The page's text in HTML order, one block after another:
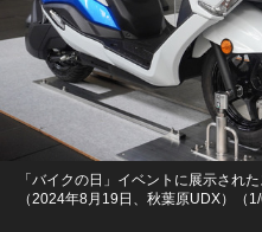
「バイクの日」イベントに展示され
（2024年8月19日、秋葉原UDX）（1/